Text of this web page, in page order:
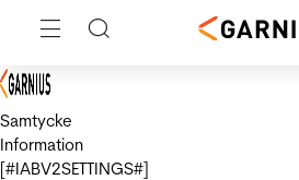
Samtycke
Information
[#IABV2SETTINGS#]